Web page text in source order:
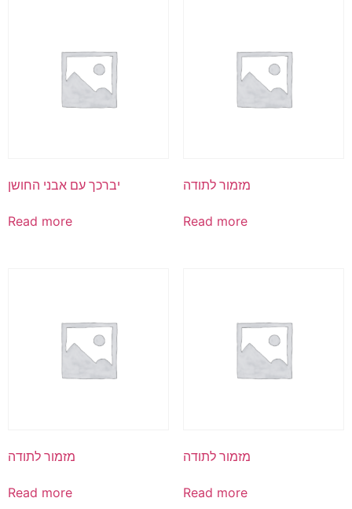
יברכך עם אבני החושן
Read more
מזמור לתודה
Read more
מזמור לתודה
Read more
מזמור לתודה
Read more